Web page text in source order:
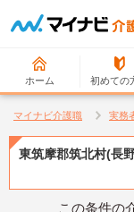
ホーム 初めての
マイナビ介護職 実務
東筑摩郡筑北村(長
この条件の